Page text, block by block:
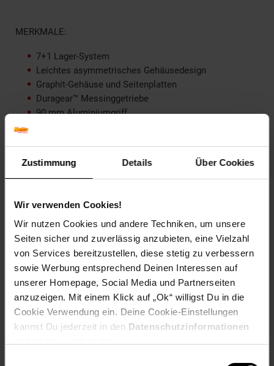
Zustimmung Details Über Cookies
Wir verwenden Cookies!
Wir nutzen Cookies und andere Techniken, um unsere
Seiten sicher und zuverlässig anzubieten, eine Vielzahl
von Services bereitzustellen, diese stetig zu verbessern
sowie Werbung entsprechend Deinen Interessen auf
unserer Homepage, Social Media und Partnerseiten
anzuzeigen. Mit einem Klick auf „Ok“ willigst Du in die
Cookie Verwendung ein. Deine Cookie-Einstellungen
kannst Du jederzeit in den Datenschutzinformationen
MERKMALE:
7+1 Lager-System
Leichtes asymmetrisches Gehäusedesign
Graphit-Gehäuse und Seitenplatten
Duragear™ Messinggetriebe
90 mm Aluminiumgriff
Übersetzungsverhältnis – 6,8:1
EAN: 0036282037649
Artikel gehört zur Kategorie:Angelrollen
Versandinformationen
Herstellerinformationen